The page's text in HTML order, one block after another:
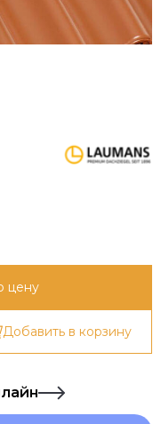
цену
Добавить в корзину